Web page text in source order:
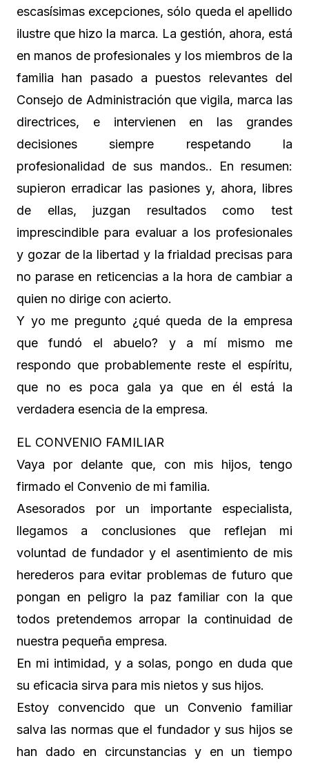
escasísimas excepciones, sólo queda el apellido
ilustre que hizo la marca. La gestión, ahora, está
en manos de profesionales y los miembros de la
familia han pasado a puestos relevantes del
Consejo de Administración que vigila, marca las
directrices, e intervienen en las grandes
decisiones siempre respetando la
profesionalidad de sus mandos.. En resumen:
supieron erradicar las pasiones y, ahora, libres
de ellas, juzgan resultados como test
imprescindible para evaluar a los profesionales
y gozar de la libertad y la frialdad precisas para
no parase en reticencias a la hora de cambiar a
quien no dirige con acierto.
Y yo me pregunto ¿qué queda de la empresa
que fundó el abuelo? y a mí mismo me
respondo que probablemente reste el espíritu,
que no es poca gala ya que en él está la
verdadera esencia de la empresa.
EL CONVENIO FAMILIAR
Vaya por delante que, con mis hijos, tengo
firmado el Convenio de mi familia.
Asesorados por un importante especialista,
llegamos a conclusiones que reflejan mi
voluntad de fundador y el asentimiento de mis
herederos para evitar problemas de futuro que
pongan en peligro la paz familiar con la que
todos pretendemos arropar la continuidad de
nuestra pequeña empresa.
En mi intimidad, y a solas, pongo en duda que
su eficacia sirva para mis nietos y sus hijos.
Estoy convencido que un Convenio familiar
salva las normas que el fundador y sus hijos se
han dado en circunstancias y en un tiempo